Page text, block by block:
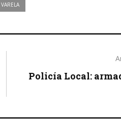
Policía Local: